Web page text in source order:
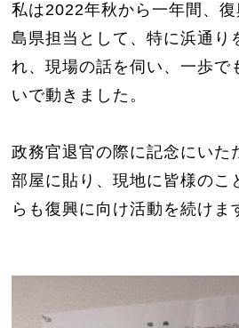
私は2022年秋から一年間、
島県担当として、特に浜通り
れ、現場の話を伺い、一歩で
いで動きました。
政務官退官の際に記念にいた
部屋に貼り、現地に皆様のこ
らも復興に向け活動を続けま